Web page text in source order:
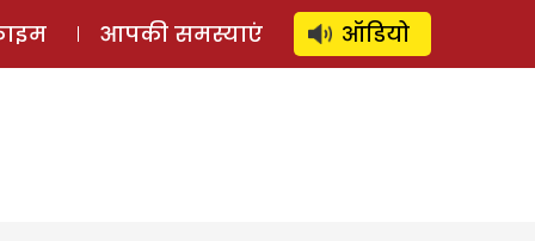
लॉग इन ⚲ SUBSCRIBE
आपकी समस्याएं ऑडियो